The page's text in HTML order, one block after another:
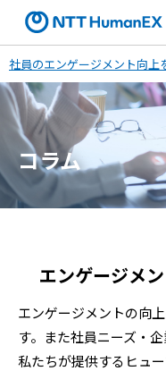
社員のエンゲージメント向上
コラム
エンゲージメ
エンゲージメントの向
す。また社員ニーズ・
私たちが提供するヒュ